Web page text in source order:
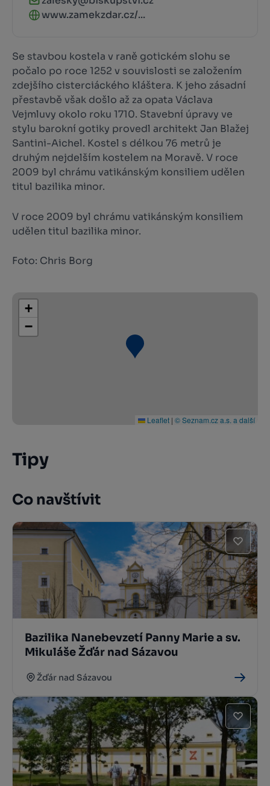
www.zamekzdar.cz/...
Se stavbou kostela v raně gotickém slohu se
počalo po roce 1252 v souvislosti se založením
zdejšího cisterciáckého kláštera. K jeho zásadní
přestavbě však došlo až za opata Václava
Vejmluvy okolo roku 1710. Stavební úpravy ve
stylu barokní gotiky provedl architekt Jan Blažej
Santini-Aichel. Kostel s délkou 76 metrů je
druhým nejdelším kostelem na Moravě. V roce
2009 byl chrámu vatikánským konsiliem udělen
titul bazilika minor.
V roce 2009 byl chrámu vatikánským konsiliem
udělen titul bazilika minor.
Foto: Chris Borg
+
−
Leaflet | © Seznam.cz a.s. a další
Tipy
Co navštívit
Bazilika Nanebevzetí Panny Marie a sv.
Mikuláše Žďár nad Sázavou
Žďár nad Sázavou